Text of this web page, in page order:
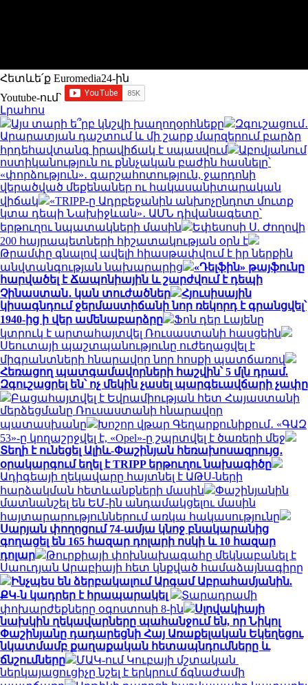
Հետևե՛ք Euromedia24-ին
Youtube-ում`
Լրահոս
Այս տարի ե՞րբ կնշվի խաղողօրհնեքը
Զգուշացում․
Արարատյան դաշտում և մի շարք մարզերում բարձր
հրդեհավտանգ իրավիճակ է սպասվում
Աբովյանում
ոստիկանություն ու քննչական բաժին հասնելը՝
«փորձություն»․ գարշահոտություն, ջարդոնի
վերածված մեքենաներ ու հակասանիտարական
վիճակ
«TRIPP-ը Ադրբեջանին անխոչընդոտ մուտք
կտա դեպի Նախիջևան»․ ԱՄՆ դիվանագետը՝
երթուղու նպատակների մասին
Եփեսոսի Ս. Ժողովի
200 հայրապետների հիշատակության օրն է
Թրամփը գնալով ավելի հիասթափվում է իր ներքին
անվտանգության նախարարից
«Դելֆին» թայֆունը
հարվածել է Ճապոնիային և շարժվում է դեպի
Չինաստան․ կան տուժածներ
Հյուսիսային
կիսագնդում ջերմաստիճանի նոր ռեկորդ է գրանցվել՝
1940-ից ի վեր ամենաբարձրը
Ֆոն դեր Լայենը
կտրուկ է արտահայտվել Ռուսաստանի հասցեին
Սեուտայի ​​պաշտպանությունը ուժեղացվել է
միգրանտների հնարավոր նոր հոսքի պատճառով
Հեռացող պատգամավորների հաշվին՝ 5 մլն դրամ.
Զգուշացրել են՝ ոչ մեկին չասել պարգեւավճարի չափը
Բացահայտվել է Եվրամիության հետ Հայաստանի
մերձեցմանը Ռուսաստանի հնարավոր
պատասխանը
Խոշոր վթար Գեղարքունիքում․ «ԳԱԶ
53»-ը կողաշրջվել է, «Opel»-ը շպրտվել է ծառերի մեջ
Տեղի է ունեցել Ալիև-Փաշինյան հեռախոսազրույց․
օրակարգում եղել է TRIPP երթուղու նախագիծը
Ադիգեայի ղեկավարը հայտնել է ԱԹՍ-ների
հարձակման հետևանքների մասին
Փաշինյանին
մատնանշել են ԵՄ-ին անդամակցելու մասին
հայտարարություններում առկա հակասությունը
Սարյան փողոցում 74-ամյա կնոջ բնակարանից
գողացել են 165 հազար դոլարի ոսկի և 10 հազար
դոլար
Թուրքիայի փոխնախագահը մեկնաբանել է
Սաուդյան Արաբիայի հետ կնքված համաձայնագիրը
Ինչպես են ձերբակալում Արգամ Աբրահամյանին.
ՔԿ-ն կադրեր է հրապարակել
Տարադրամի
փոխարժեքները օգոստոսի 8-ին
Սլովակիայի
նախկին ղեկավարները պահանջում են, որ Նիկոլ
Փաշինյանը դադարեցնի Հայ Առաքելական Եկեղեցու
նկատմամբ քաղաքական հետապնդումները և
ճնշումները
ՄԱԿ-ում Կուբայի մշտական ​​
ներկայացուցիչը նշել է երկրում ճգնաժամի